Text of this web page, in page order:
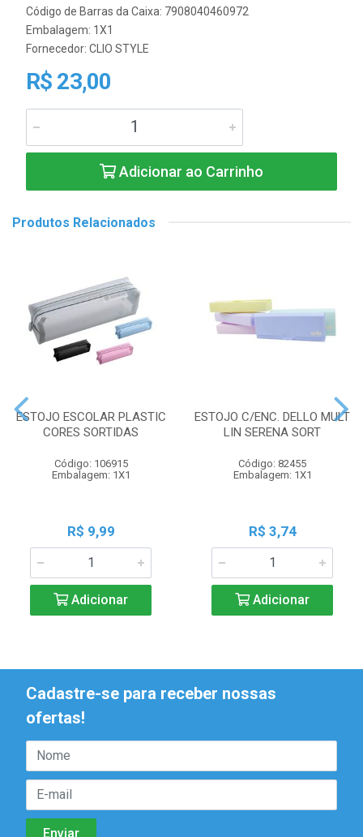
Código de Barras da Caixa: 7908040460972
Embalagem: 1X1
Fornecedor: CLIO STYLE
R$ 23,00
Adicionar ao Carrinho
Produtos Relacionados
ESTOJO ESCOLAR PLASTIC
CORES SORTIDAS
Código: 106915
Embalagem: 1X1
R$ 9,99
Adicionar
ESTOJO C/ENC. DELLO MULT
LIN SERENA SORT
Código: 82455
Embalagem: 1X1
R$ 3,74
Adicionar
Cadastre-se para receber nossas
ofertas!